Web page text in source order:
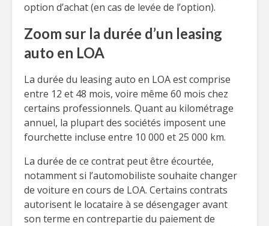
option d’achat (en cas de levée de l’option).
Zoom sur la durée d’un leasing
auto en LOA
La durée du leasing auto en LOA est comprise
entre 12 et 48 mois, voire même 60 mois chez
certains professionnels. Quant au kilométrage
annuel, la plupart des sociétés imposent une
fourchette incluse entre 10 000 et 25 000 km.
La durée de ce contrat peut être écourtée,
notamment si l’automobiliste souhaite changer
de voiture en cours de LOA. Certains contrats
autorisent le locataire à se désengager avant
son terme en contrepartie du paiement de